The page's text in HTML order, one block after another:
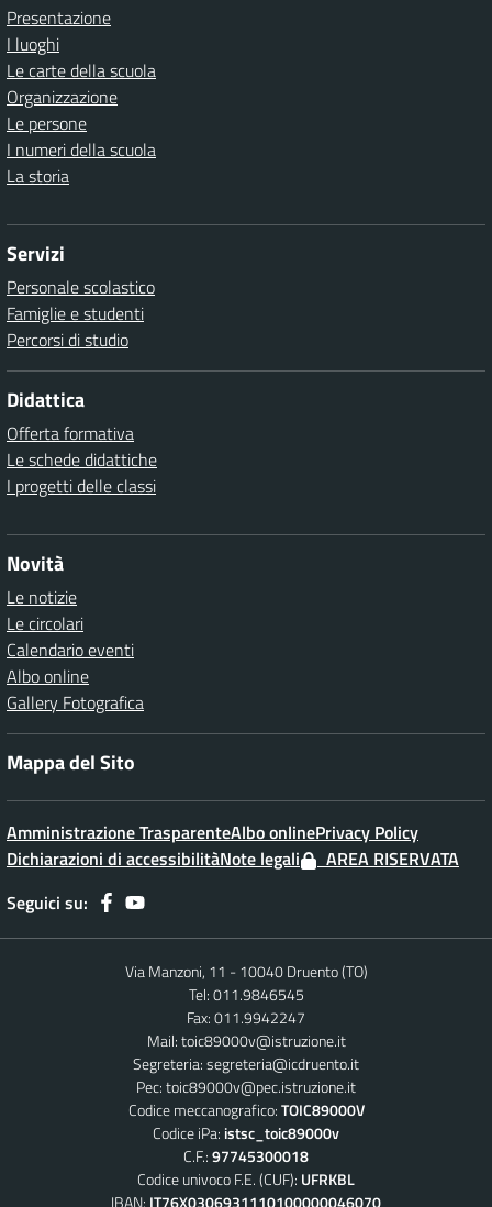
Presentazione
I luoghi
Le carte della scuola
Organizzazione
Le persone
I numeri della scuola
La storia
Servizi
Personale scolastico
Famiglie e studenti
Percorsi di studio
Didattica
Offerta formativa
Le schede didattiche
I progetti delle classi
Novità
Le notizie
Le circolari
Calendario eventi
Albo online
Gallery Fotografica
Mappa del Sito
Amministrazione TrasparenteAlbo onlinePrivacy Policy
Dichiarazioni di accessibilitàNote legali
AREA RISERVATA
Seguici su:
Via Manzoni, 11 - 10040 Druento (TO)
Tel: 011.9846545
Fax: 011.9942247
Mail:toic89000v@istruzione.it
Segreteria:segreteria@icdruento.it
Pec:toic89000v@pec.istruzione.it
Codice meccanografico:TOIC89000V
Codice iPa: istsc_toic89000v
C.F.:97745300018
Codice univoco F.E. (CUF): UFRKBL
IBAN: IT76X0306931110100000046070